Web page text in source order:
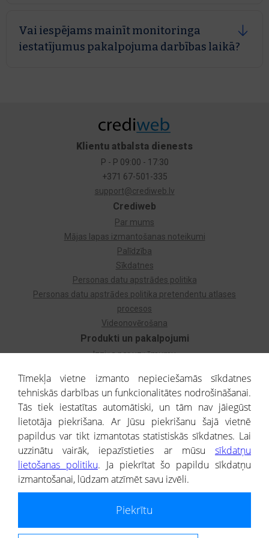
Vai iespējams mainīt monitoringa
iestatījumus pakalpojuma darbības laikā?
Produkti un pakalpojumi
Izziņa par uzņēmumu
Dzimtas koks
Uzņēmumu atlase
Monitorings
Kredītizziņa par ārvalstu uzņēmumiem
Crediweb
Par mums
Mājas lapas izmantošanas noteikumi
Palīdzība
Sīkdatnes
Personas datu apstrādes politika
Personas datu apstrādes politika pretendentu atlases
procesos
Videonovērošana
Klientu atbalsta dienests
P - P 09:00 - 17:30
+371 67-501-335
support@crediweb.lv
® CREDITREFORM Latvija
SIA
Portāla ietvaros saņemtajai informācijai ir uzziņas raksturs, un tai nav
Tīmekļa vietne izmanto nepieciešamās sīkdatnes
tehniskās darbības un funkcionalitātes nodrošināšanai.
Tās tiek iestatītas automātiski, un tām nav jāiegūst
lietotāja piekrišana. Ar Jūsu piekrišanu šajā vietnē
papildus var tikt izmantotas statistiskās sīkdatnes. Lai
uzzinātu vairāk, iepazīstieties ar mūsu sīkdatņu
lietošanas politiku. Ja piekrītat šo papildu sīkdatņu
izmantošanai, lūdzam atzīmēt savu izvēli.
Piekrītu